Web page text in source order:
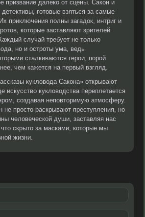
призвание далеко от сцены. Сакон и
готовые взяться за самые
приключения полны загадок, интриг и
которые заставляют зрителей
случай требует не только
но и остроты ума, ведь
сталкиваются герои, порой
чем кажется на первый взгляд.
кукловода Сакона» открывают
искусство кукловодства переплетается
создавая неповторимую атмосферу.
не просто раскрывают преступления, но
человеческой души, заставляя нас
скрыто за масками, которые мы
жизни.